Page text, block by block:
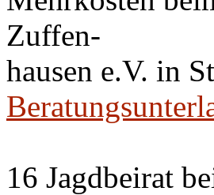
Zuffen-
hausen e.V. in
16 Jagdbeirat